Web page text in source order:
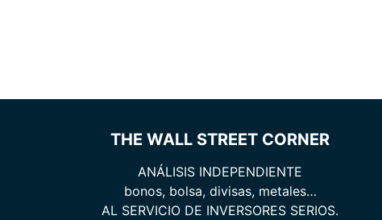
THE WALL STREET CORNER
ANÁLISIS INDEPENDIENTE
bonos, bolsa, divisas, metales…
AL SERVICIO DE INVERSORES SERIOS.